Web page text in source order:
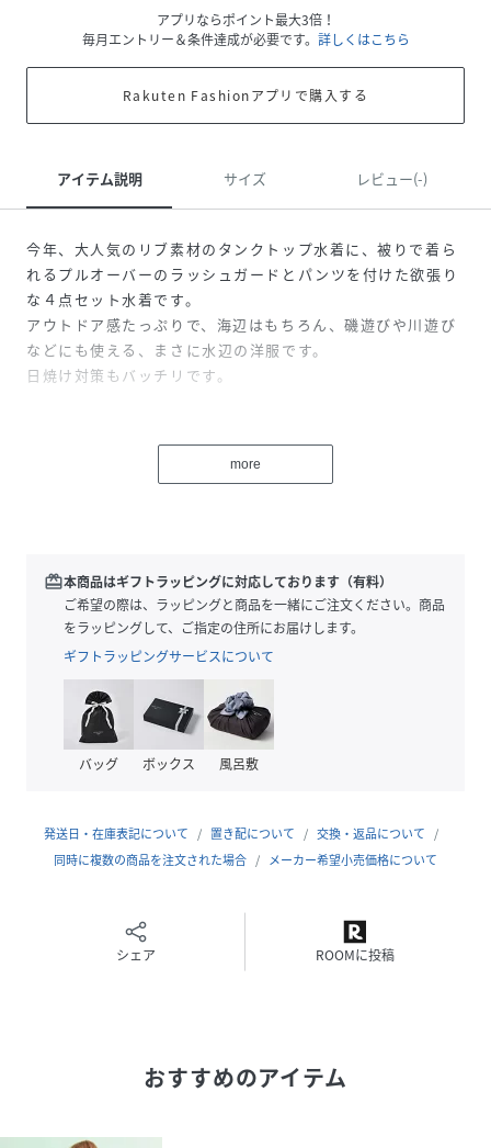
アプリならポイント最大3倍！
毎月エントリー＆条件達成が必要です。 詳しくはこちら
Rakuten Fashionアプリで購入する
アイテム説明 サイズ レビュー(-)
今年、大人気のリブ素材のタンクトップ水着に、被りで着ら
れるプルオーバーのラッシュガードとパンツを付けた欲張り
な４点セット水着です。
アウトドア感たっぷりで、海辺はもちろん、磯遊びや川遊び
などにも使える、まさに水辺の洋服です。
日焼け対策もバッチリです。
中国
Tシャツ・パンツ:ナイロン92%
ポリウレタン8%
サイズ 9M、13L、11L
クリーニング 手洗い可
KP3348_383920
(383920-72-09 KP3348
more
redeem本商品はギフトラッピングに対応しております（有料）
ご希望の際は、ラッピングと商品を一緒にご注文ください。商品
をラッピングして、ご指定の住所にお届けします。
ギフトラッピングサービスについて
バッグ ボックス 風呂敷
発送日・在庫表記について 置き配について
交換・返品について
同時に複数の商品を注文された場合
メーカー希望小売価格について
シェア ROOMに投稿
おすすめのアイテム